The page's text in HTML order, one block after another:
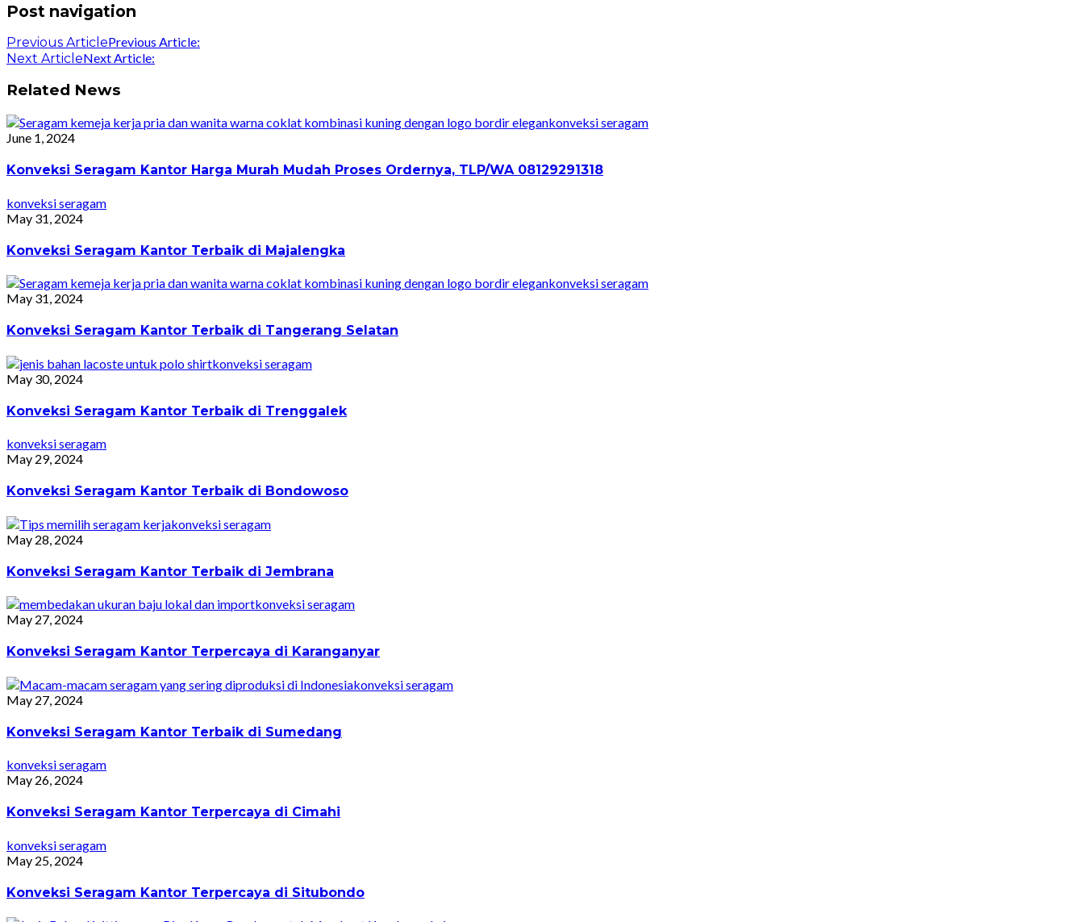
Post navigation
Previous ArticlePrevious Article:
Next ArticleNext Article:
Related News
konveksi seragam
June 1, 2024
Konveksi Seragam Kantor Harga Murah Mudah Proses Ordernya, TLP/WA 08129291318
konveksi seragam
May 31, 2024
Konveksi Seragam Kantor Terbaik di Majalengka
konveksi seragam
May 31, 2024
Konveksi Seragam Kantor Terbaik di Tangerang Selatan
konveksi seragam
May 30, 2024
Konveksi Seragam Kantor Terbaik di Trenggalek
konveksi seragam
May 29, 2024
Konveksi Seragam Kantor Terbaik di Bondowoso
konveksi seragam
May 28, 2024
Konveksi Seragam Kantor Terbaik di Jembrana
konveksi seragam
May 27, 2024
Konveksi Seragam Kantor Terpercaya di Karanganyar
konveksi seragam
May 27, 2024
Konveksi Seragam Kantor Terbaik di Sumedang
konveksi seragam
May 26, 2024
Konveksi Seragam Kantor Terpercaya di Cimahi
konveksi seragam
May 25, 2024
Konveksi Seragam Kantor Terpercaya di Situbondo